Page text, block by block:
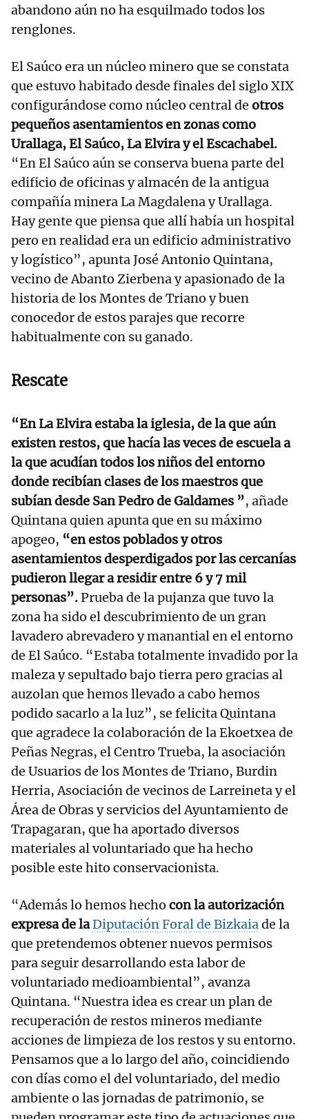
abandono aún no ha esquilmado todos los
renglones.
El Saúco era un núcleo minero que se constata
que estuvo habitado desde finales del siglo XIX
configurándose como núcleo central de otros
pequeños asentamientos en zonas como
Urallaga, El Saúco, La Elvira y el Escachabel.
“En El Saúco aún se conserva buena parte del
edificio de oficinas y almacén de la antigua
compañía minera La Magdalena y Urallaga.
Hay gente que piensa que allí había un hospital
pero en realidad era un edificio administrativo
y logístico”, apunta José Antonio Quintana,
vecino de Abanto Zierbena y apasionado de la
historia de los Montes de Triano y buen
conocedor de estos parajes que recorre
habitualmente con su ganado.
Rescate
“En La Elvira estaba la iglesia, de la que aún
existen restos, que hacía las veces de escuela a
la que acudían todos los niños del entorno
donde recibían clases de los maestros que
subían desde San Pedro de Galdames ”, añade
Quintana quien apunta que en su máximo
apogeo, “en estos poblados y otros
asentamientos desperdigados por las cercanías
pudieron llegar a residir entre 6 y 7 mil
personas”.Prueba de la pujanza que tuvo la
zona ha sido el descubrimiento de un gran
lavadero abrevadero y manantial en el entorno
de El Saúco. “Estaba totalmente invadido por la
maleza y sepultado bajo tierra pero gracias al
auzolan que hemos llevado a cabo hemos
podido sacarlo a la luz”, se felicita Quintana
que agradece la colaboración de la Ekoetxea de
Peñas Negras, el Centro Trueba, la asociación
de Usuarios de los Montes de Triano, Burdin
Herria, Asociación de vecinos de Larreineta y el
Área de Obras y servicios del Ayuntamiento de
Trapagaran, que ha aportado diversos
materiales al voluntariado que ha hecho
posible este hito conservacionista.
“Además lo hemos hecho con la autorización
expresa de laDiputación Foral de Bizkaiade la
que pretendemos obtener nuevos permisos
para seguir desarrollando esta labor de
voluntariado medioambiental”, avanza
Quintana. “Nuestra idea es crear un plan de
recuperación de restos mineros mediante
acciones de limpieza de los restos y su entorno.
Pensamos que a lo largo del año, coincidiendo
con días como el del voluntariado, del medio
ambiente o las jornadas de patrimonio, se